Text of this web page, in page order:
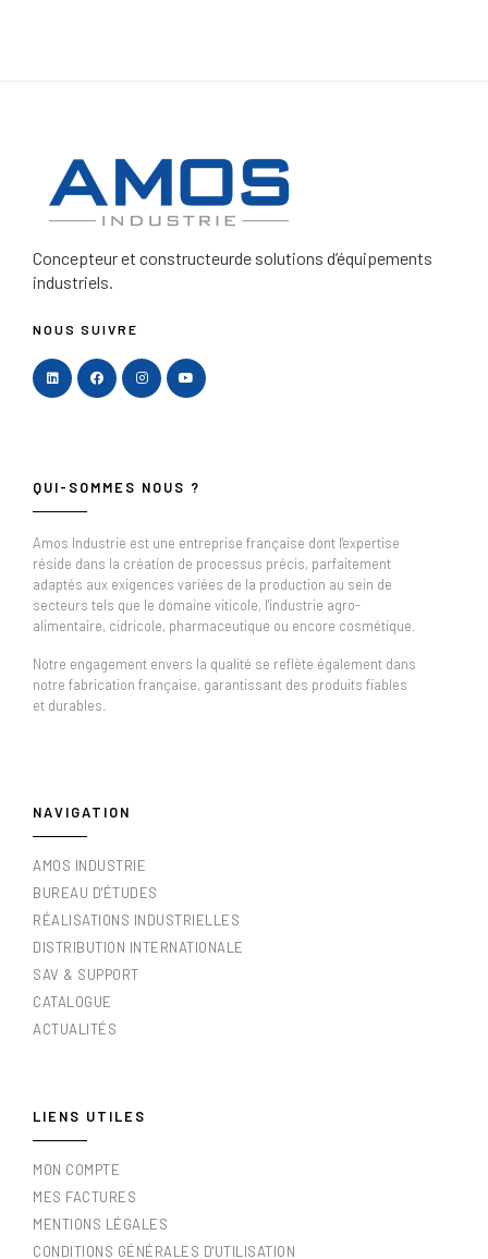
Concepteur et constructeurde solutions d’équipements
industriels.
NOUS SUIVRE
QUI-SOMMES NOUS ?
Amos Industrie est une entreprise française dont l'expertise
réside dans la création de processus précis, parfaitement
adaptés aux exigences variées de la production au sein de
secteurs tels que le domaine viticole, l'industrie agro-
alimentaire, cidricole, pharmaceutique ou encore cosmétique.
Notre engagement envers la qualité se reflète également dans
notre fabrication française, garantissant des produits fiables
et durables.
NAVIGATION
AMOS INDUSTRIE
BUREAU D'ÉTUDES
RÉALISATIONS INDUSTRIELLES
DISTRIBUTION INTERNATIONALE
SAV & SUPPORT
CATALOGUE
ACTUALITÉS
LIENS UTILES
MON COMPTE
MES FACTURES
MENTIONS LÉGALES
CONDITIONS GÉNÉRALES D'UTILISATION